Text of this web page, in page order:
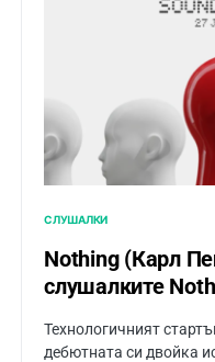
СЛУШАЛКИ
Nothing (Карл
слушалките
Технологичният
дебютната си двойка